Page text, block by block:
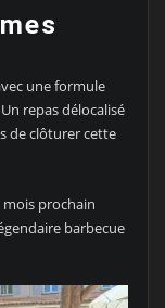
une formule
repas délocalisé
de clôturer cette
mois prochain
barbecue